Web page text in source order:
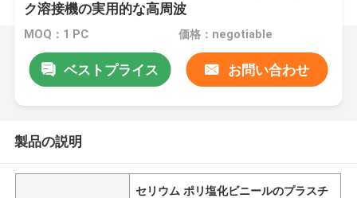
ク溶接機の実用的な高周波
MOQ：1 PC 価格：negotiable
ベストプライス お問い合わせ
製品の説明
セリウム ポリ塩化ビニールのプラスチ